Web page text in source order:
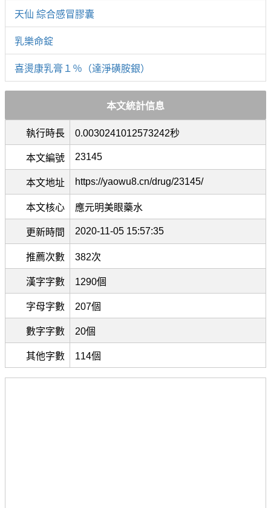
天仙 綜合感冒膠囊
乳樂命錠
喜燙康乳膏１％（達淨磺胺銀）
本文統計信息
執行時長 0.0030241012573242秒
本文編號 23145
本文地址 https://yaowu8.cn/drug/23145/
本文核心 應元明美眼藥水
更新時間 2020-11-05 15:57:35
推薦次數 382次
漢字字數 1290個
字母字數 207個
數字字數 20個
其他字數 114個